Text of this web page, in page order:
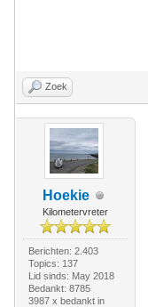
Zoek
Hoekie
Kilometervreter
Berichten: 2.403
Topics: 137
Lid sinds: May 2018
Bedankt: 8785
3987 x bedankt in